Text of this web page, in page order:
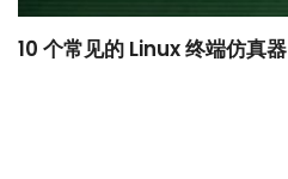
10 个常见的 Linux 终端仿真器